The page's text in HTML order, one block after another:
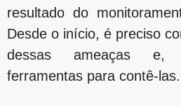
resultado do
Desde o início, é preciso
dessas ameaças e,
ferramentas para contê-las.